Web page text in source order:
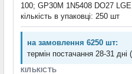
100; GP30M 1N5408 DO27
кількість в упаковці: 250 шт
на замовлення 6250 шт:
термін постачання 28-31 дні
КІЛЬКІСТЬ